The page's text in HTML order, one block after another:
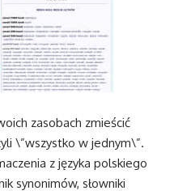
zasobach zmieścić
\”wszystko w jednym\”.
z języka polskiego
synonimów, słowniki